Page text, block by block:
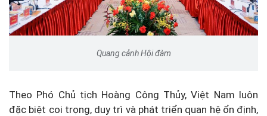
Quang cảnh Hội đàm
Theo Phó Chủ tịch Hoàng Công Thủy, Việt Nam luôn
đặc biệt coi trọng, duy trì và phát triển quan hệ ổn định,